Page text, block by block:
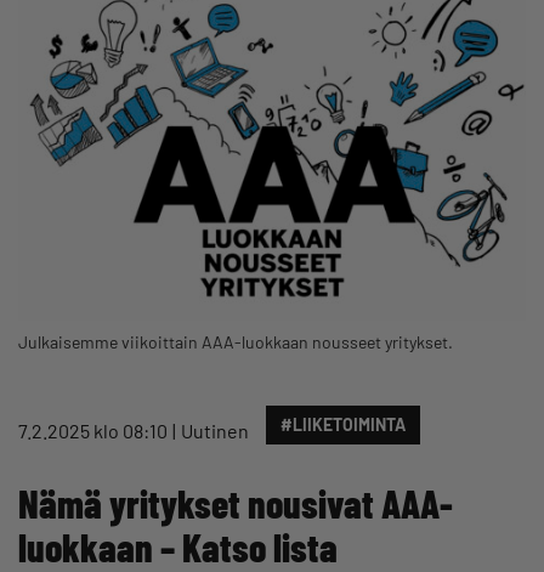
Julkaisemme viikoittain AAA-luokkaan nousseet yritykset.
7.2.2025 klo 08:10 Uutinen #LIIKETOIMINTA
Nämä yritykset nousivat AAA-
luokkaan – Katso lista